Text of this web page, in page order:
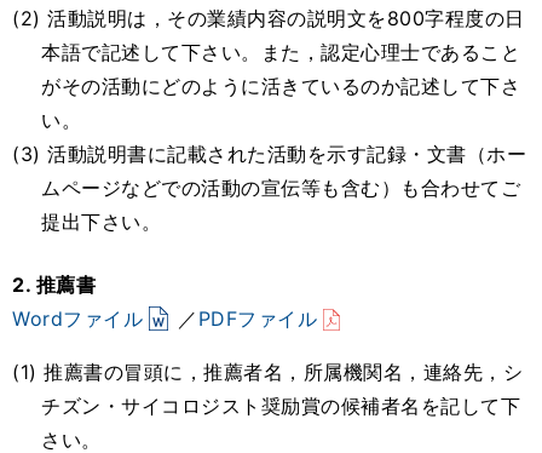
(2) 活動説明は，その業績内容の説明文を800字程度の日
本語で記述して下さい。また，認定心理士であること
がその活動にどのように活きているのか記述して下さ
い。
(3) 活動説明書に記載された活動を示す記録・文書（ホー
ムページなどでの活動の宣伝等も含む）も合わせてご
提出下さい。
2. 推薦書
Wordファイル
／ PDFファイル
(1) 推薦書の冒頭に，推薦者名，所属機関名，連絡先，シ
チズン・サイコロジスト奨励賞の候補者名を記して下
さい。